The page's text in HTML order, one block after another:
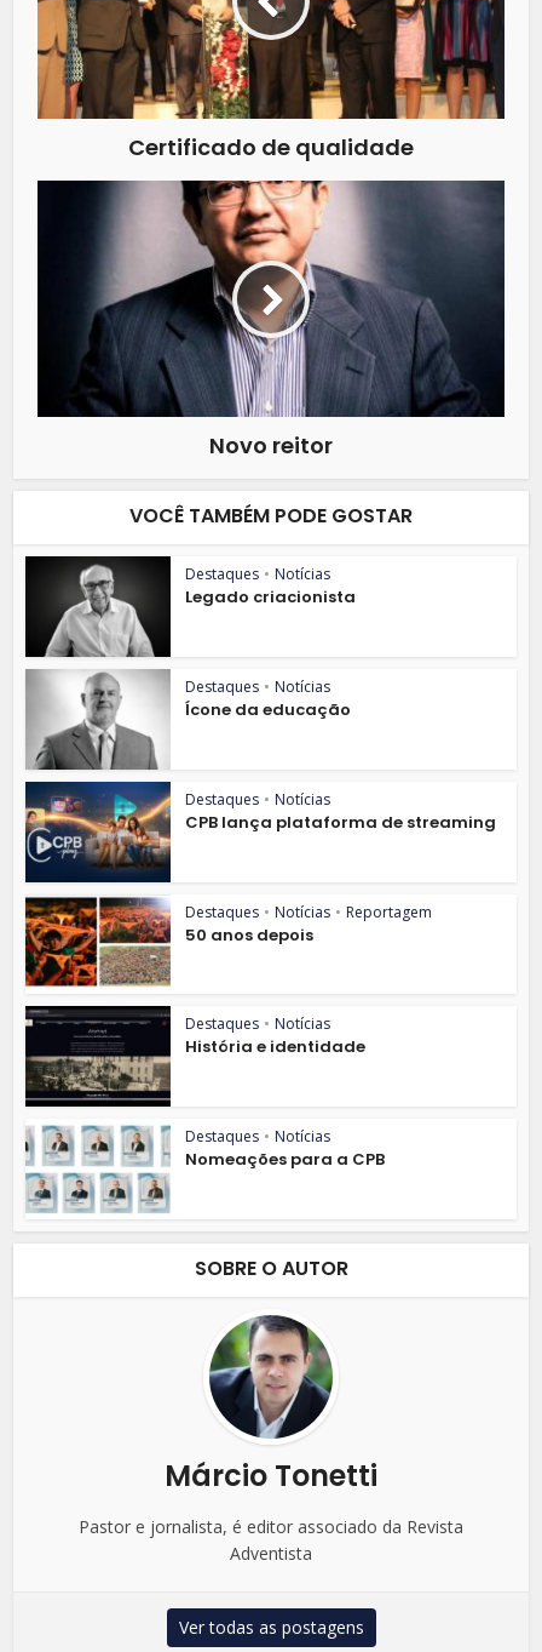
Certificado de qualidade
Novo reitor
VOCÊ TAMBÉM PODE GOSTAR
Destaques • Notícias
Legado criacionista
Destaques • Notícias
Ícone da educação
Destaques • Notícias
CPB lança plataforma de streaming
Destaques • Notícias • Reportagem
50 anos depois
Destaques • Notícias
História e identidade
Destaques • Notícias
Nomeações para a CPB
SOBRE O AUTOR
Márcio Tonetti
Pastor e jornalista, é editor associado da Revista
Adventista
Ver todas as postagens